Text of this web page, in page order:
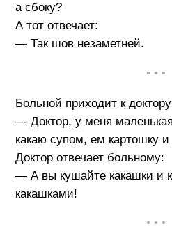
а сбоку?
А тот отвечает:
— Так шов незаметней.
• • •
Больной приходит к
— Доктор, у меня
какаю супом, ем картошку и
Доктор отвечает больному:
— А вы кушайте какашки и
какашками!
• • •